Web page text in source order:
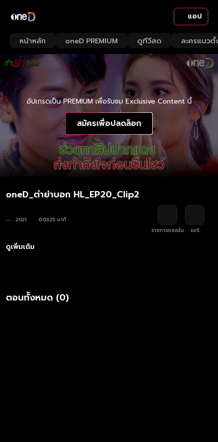
แอป
หน้าหลัก oneD PREMIUM ดูทีวีสด ละครแนวตั้
อัปเกรดเป็น PREMIUM เพื่อรับชม Exclusive Content นี้
สมัครเพื่อปลดล็อก
oneD_ตำย่าบอก HL_EP20_Clip2
2021
0:03:25 นาที
รายการของฉัน
แชร์
ดูเพิ่มเติม
ตอนทั้งหมด (0)